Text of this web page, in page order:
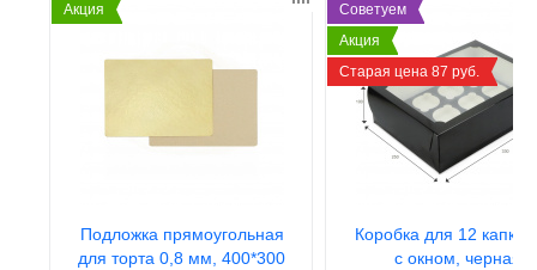
Акция
Подложка прямоугольная
для торта 0,8 мм, 400*300
Советуем
Акция
Старая цена 87 руб.
Коробка для 12
с окном, черная